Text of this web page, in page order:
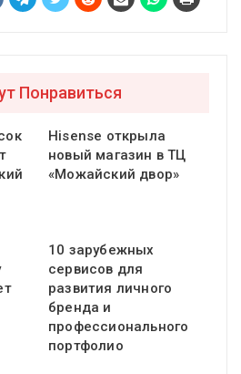
Понравиться
Hisense открыла
новый магазин в ТЦ
«Можайский двор»
10 зарубежных
сервисов для
развития личного
бренда и
профессионального
портфолио